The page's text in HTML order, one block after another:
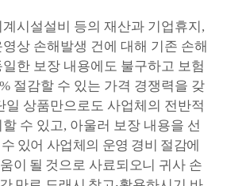
계시설설비 등의 재산과 기업휴지 ,
상 손해발생 건에 대해 기존 손해
일한 보장 내용에도 불구하고 보험
절감할 수 있는 가격 경쟁력을 갖
일 상품만으로도 사업체의 전반적
수 있고, 아울러 보장 내용을 선
수 있어 사업체의 운영 경비 절감에
이 될 것으로 사료되오니 귀사 손